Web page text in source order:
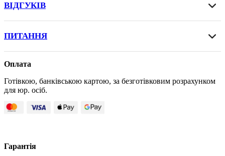
ВІДГУКІВ
ПИТАННЯ
Оплата
Готівкою, банківською картою, за безготівковим розрахунком
для юр. осіб.
Гарантія